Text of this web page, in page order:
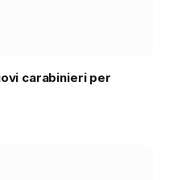
carabinieri per